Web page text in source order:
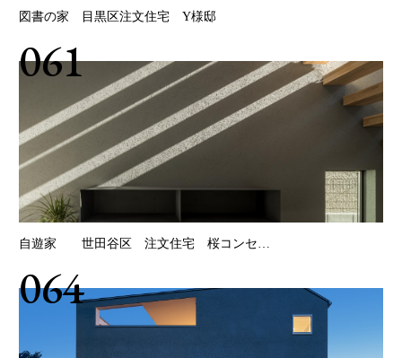
図書の家 目黒区注文住宅 Y様邸
061
自遊家 世田谷区 注文住宅 桜コンセ…
064